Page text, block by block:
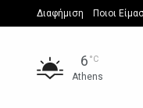
Διαφήμιση Ποιοι
6 °C
Athens